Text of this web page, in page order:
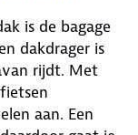
is de bagage
dakdrager is
rijdt. Met
aan. Een